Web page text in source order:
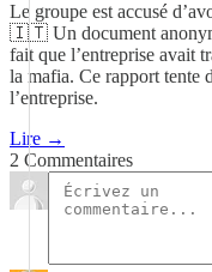
Le groupe est accusé
🇮🇹 Un document
fait que l’entreprise avait
la mafia. Ce rapport tente
l’entreprise.
Lire →
2 Commentaires